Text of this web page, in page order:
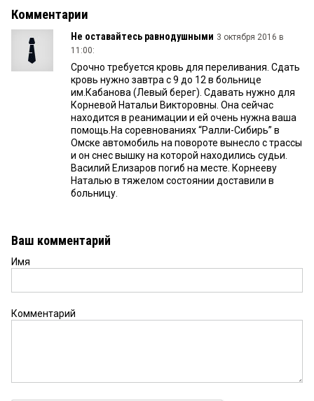
Комментарии
Не оставайтесь равнодушными 3 октября 2016 в
11:00:
Срочно требуется кровь для переливания. Сдать
кровь нужно завтра с 9 до 12 в больнице
им.Кабанова (Левый берег). Сдавать нужно для
Корневой Натальи Викторовны. Она сейчас
находится в реанимации и ей очень нужна ваша
помощь.На соревнованиях “Ралли-Сибирь” в
Омске автомобиль на повороте вынесло с трассы
и он снес вышку на которой находились судьи.
Василий Елизаров погиб на месте. Корнееву
Наталью в тяжелом состоянии доставили в
больницу.
Ваш комментарий
Имя
Комментарий